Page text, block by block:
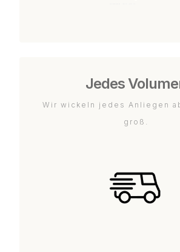
Jedes
Wir wickeln jedes Anliegen
groß.